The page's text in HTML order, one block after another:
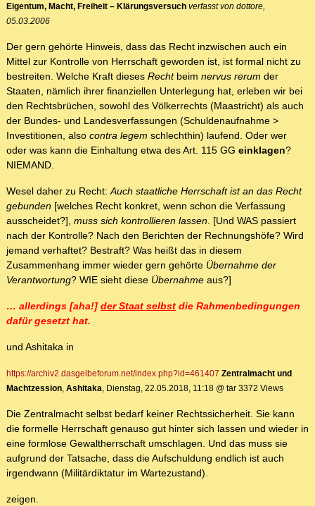
Eigentum, Macht, Freiheit – Klärungsversuch verfasst von dottore,
05.03.2006
Der gern gehörte Hinweis, dass das Recht inzwischen auch ein
Mittel zur Kontrolle von Herrschaft geworden ist, ist formal nicht zu
bestreiten. Welche Kraft dieses Rechtbeim nervus rerum der
Staaten, nämlich ihrer finanziellen Unterlegung hat, erleben wir bei
den Rechtsbrüchen, sowohl des Völkerrechts (Maastricht) als auch
der Bundes- und Landesverfassungen (Schuldenaufnahme >
Investitionen, also contra legem schlechthin) laufend. Oder wer
oder was kann die Einhaltung etwa des Art. 115 GG einklagen?
NIEMAND.
Wesel daher zu Recht:Auch staatliche Herrschaft ist an das Recht
gebunden [welches Recht konkret, wenn schon die Verfassung
ausscheidet?], muss sich kontrollieren lassen. [Und WAS passiert
nach der Kontrolle? Nach den Berichten der Rechnungshöfe? Wird
jemand verhaftet? Bestraft? Was heißt das in diesem
Zusammenhang immer wieder gern gehörte Übernahme der
Verantwortung? WIE sieht diese Übernahme aus?]
… allerdings [aha!] der Staat selbst die Rahmenbedingungen
dafür gesetzt hat.
und Ashitaka in
https://archiv2.dasgelbeforum.net/index.php?id=461407 Zentralmacht und
Machtzession Ashitaka , Dienstag, 22.05.2018, 11:18 @ tar 3372 Views
Die Zentralmacht selbst bedarf keiner Rechtssicherheit. Sie kann
die formelle Herrschaft genauso gut hinter sich lassen und wieder in
eine formlose Gewaltherrschaft umschlagen. Und das muss sie
aufgrund der Tatsache, dass die Aufschuldung endlich ist auch
irgendwann (Militärdiktatur im Wartezustand).
zeigen.